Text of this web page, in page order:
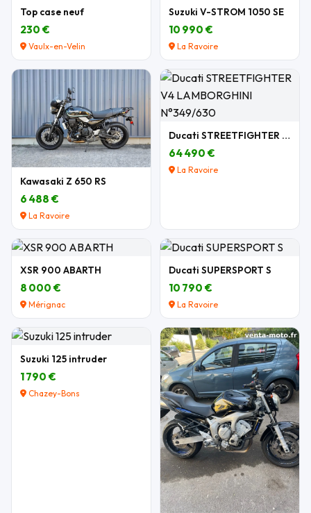
Top case neuf
230 €
Vaulx-en-Velin
Suzuki V-STROM 1050 SE
10 990 €
La Ravoire
Kawasaki Z 650 RS
6 488 €
La Ravoire
Ducati STREETFIGHTER V4 LAMBORGHINI N°349/630
64 490 €
La Ravoire
XSR 900 ABARTH
8 000 €
Mérignac
Ducati SUPERSPORT S
10 790 €
La Ravoire
Suzuki 125 intruder
1 790 €
Chazey-Bons